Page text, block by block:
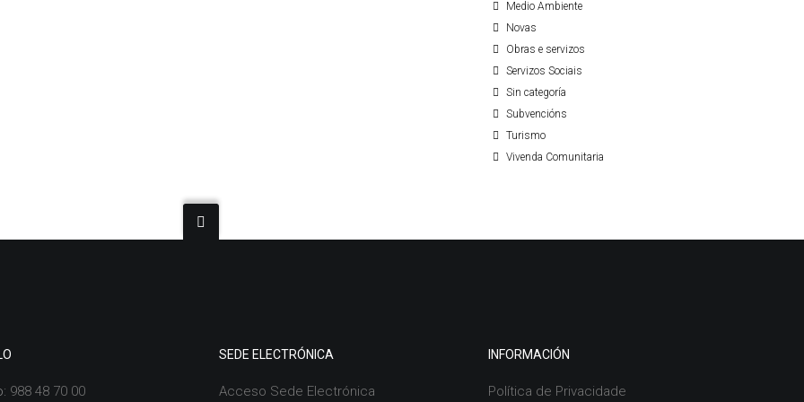
Medio Ambiente
Novas
Obras e servizos
Servizos Sociais
Sin categoría
Subvencións
Turismo
Vivenda Comunitaria
988 48 70 00
SEDE ELECTRÓNICA
Acceso Sede Electrónica
INFORMACIÓN
Política de Privacidade